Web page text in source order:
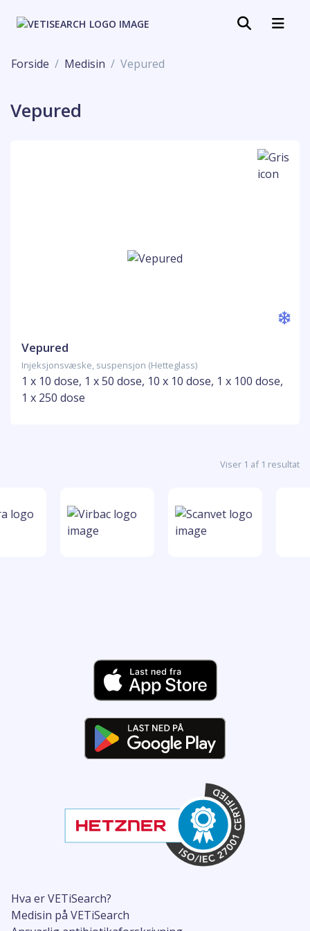
Forside Medisin Vepured
Vepured
Vepured
Injeksjonsvæske, suspensjon (Hetteglass)
1 x 10 dose, 1 x 50 dose, 10 x 10 dose, 1 x 100 dose,
1 x 250 dose
Viser 1 af 1 resultat
Hva er VETiSearch?
Medisin på VETiSearch